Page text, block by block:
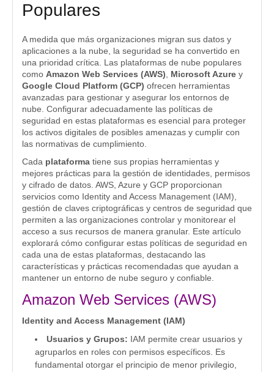
Populares
A medida que más organizaciones migran sus datos y
aplicaciones a la nube, la seguridad se ha convertido en
una prioridad crítica. Las plataformas de nube populares
como Amazon Web Services (AWS) Microsoft Azure y
Google Cloud Platform (GCP) ofrecen herramientas
avanzadas para gestionar y asegurar los entornos de
nube. Configurar adecuadamente las políticas de
seguridad en estas plataformas es esencial para proteger
los activos digitales de posibles amenazas y cumplir con
las normativas de cumplimiento.
Cada plataforma tiene sus propias herramientas y
mejores prácticas para la gestión de identidades, permisos
y cifrado de datos. AWS, Azure y GCP proporcionan
servicios como Identity and Access Management (IAM),
gestión de claves criptográficas y centros de seguridad que
permiten a las organizaciones controlar y monitorear el
acceso a sus recursos de manera granular. Este artículo
explorará cómo configurar estas políticas de seguridad en
cada una de estas plataformas, destacando las
características y prácticas recomendadas que ayudan a
mantener un entorno de nube seguro y confiable.
Amazon Web Services (AWS)
Identity and Access Management (IAM)
Usuarios y Grupos: IAM permite crear usuarios y
agruparlos en roles con permisos específicos. Es
fundamental otorgar el principio de menor privilegio,